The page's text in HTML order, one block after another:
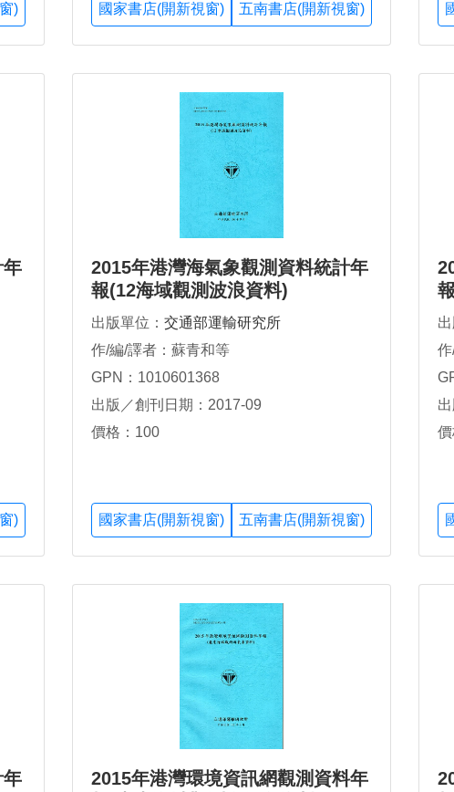
) 國家書店(開新視窗) 五南書店(開新視窗)
年
)
2015年港灣海氣象觀測資料統計年
報(12海域觀測波浪資料)
出版單位： 交通部運輸研究所
作/編/譯者：蘇青和等
GPN：1010601368
出版／創刊日期：2017-09
價格：100
國家書店(開新視窗) 五南書店(開新視窗)
年
2015年港灣環境資訊網觀測資料年